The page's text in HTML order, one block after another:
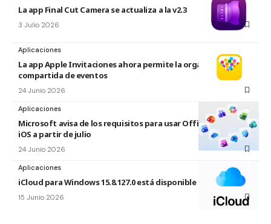
La app Final Cut Camera se actualiza a la v2.3
3 Julio 2026
Aplicaciones
La app Apple Invitaciones ahora permite la organización
compartida de eventos
24 Junio 2026
Aplicaciones
Microsoft avisa de los requisitos para usar Office en macOS y
iOS a partir de julio
24 Junio 2026
Aplicaciones
iCloud para Windows 15.8.127.0 está disponible
15 Junio 2026